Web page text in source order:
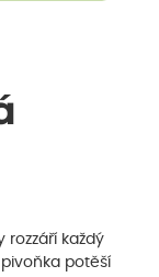
rozzáří každý
potěší